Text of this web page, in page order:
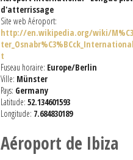
d'atterrissage
Site web Aéroport:
http://en.wikipedia.org/wiki/
t
Fuseau horaire: Europe/Berlin
Ville: Münster
Pays: Germany
Latitude: 52.134601593
Longitude: 7.684830189
Aéroport de Ibiza